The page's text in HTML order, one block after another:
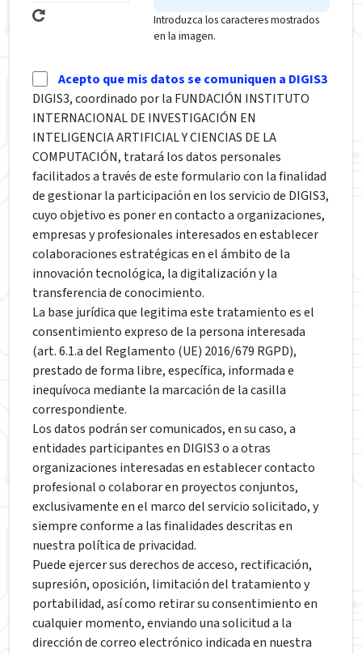
Introduzca los caracteres mostrados
en la imagen.
Acepto que mis datos se comuniquen a DIGIS3
DIGIS3, coordinado por la FUNDACIÓN INSTITUTO
INTERNACIONAL DE INVESTIGACIÓN EN
INTELIGENCIA ARTIFICIAL Y CIENCIAS DE LA
COMPUTACIÓN, tratará los datos personales
facilitados a través de este formulario con la finalidad
de gestionar la participación en los servicio de DIGIS3,
cuyo objetivo es poner en contacto a organizaciones,
empresas y profesionales interesados en establecer
colaboraciones estratégicas en el ámbito de la
innovación tecnológica, la digitalización y la
transferencia de conocimiento.
La base jurídica que legitima este tratamiento es el
consentimiento expreso de la persona interesada
(art. 6.1.a del Reglamento (UE) 2016/679 RGPD),
prestado de forma libre, específica, informada e
inequívoca mediante la marcación de la casilla
correspondiente.
Los datos podrán ser comunicados, en su caso, a
entidades participantes en DIGIS3 o a otras
organizaciones interesadas en establecer contacto
profesional o colaborar en proyectos conjuntos,
exclusivamente en el marco del servicio solicitado, y
siempre conforme a las finalidades descritas en
nuestra política de privacidad.
Puede ejercer sus derechos de acceso, rectificación,
supresión, oposición, limitación del tratamiento y
portabilidad, así como retirar su consentimiento en
cualquier momento, enviando una solicitud a la
dirección de correo electrónico indicada en nuestra